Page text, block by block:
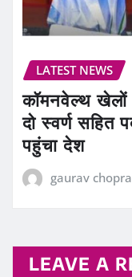
LATEST NEWS
कॉमनवेल्थ खेलों
दो स्वर्ण सहित
पहुंचा देश
gaurav chopra
LEAVE A